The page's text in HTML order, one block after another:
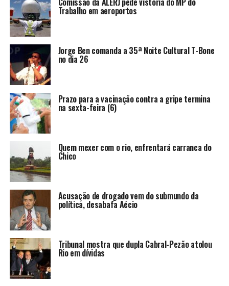
Trabalho em aeroportos
Jorge Ben comanda a 35ª Noite Cultural T-Bone
no dia 26
Prazo para a vacinação contra a gripe termina
na sexta-feira (6)
Quem mexer com o rio, enfrentará carranca do
Chico
Acusação de drogado vem do submundo da
política, desabafa Aécio
Tribunal mostra que dupla Cabral-Pezão atolou
Rio em dívidas